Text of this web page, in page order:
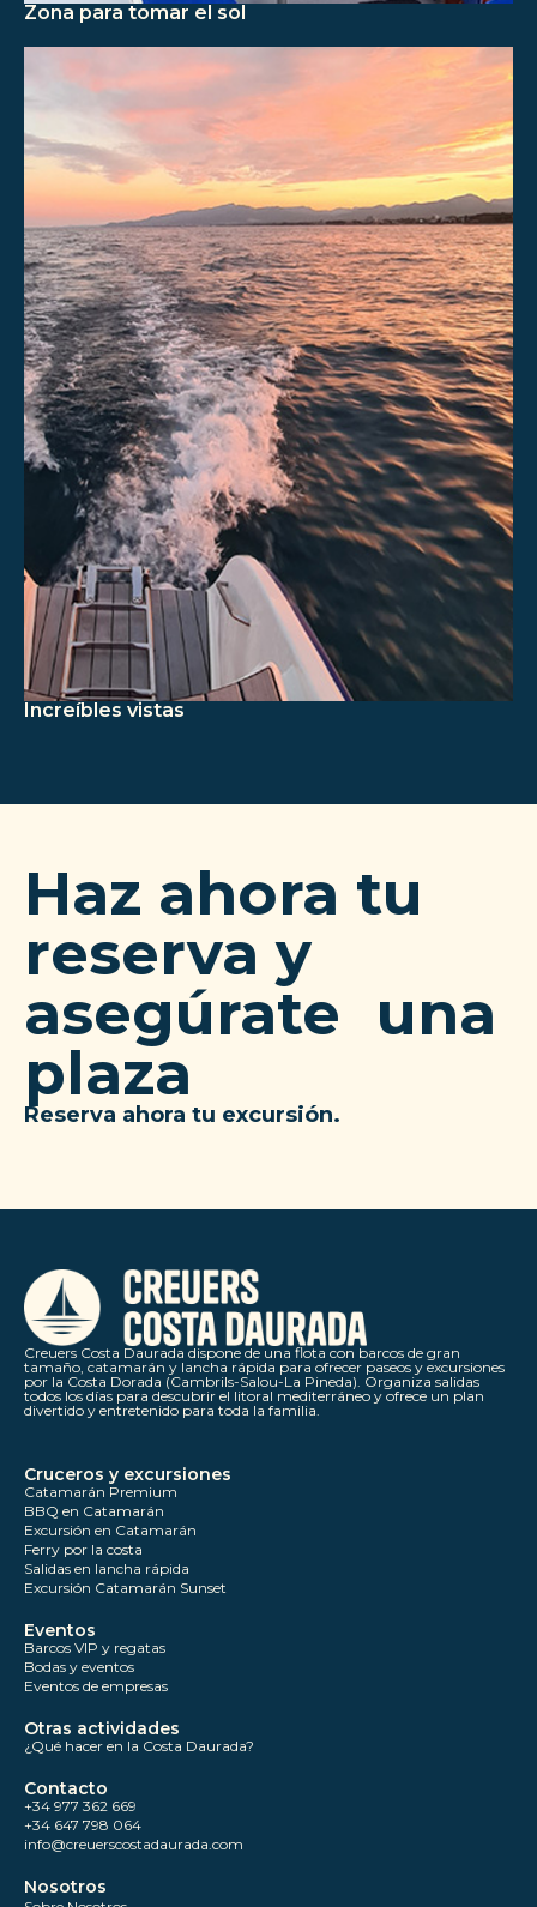
Zona para tomar el sol
Increíbles vistas
Haz ahora tu
reserva y
asegúrate una
plaza
Reserva ahora tu excursión.
Creuers Costa Daurada dispone de una flota con barcos de gran
tamaño, catamarán y lancha rápida para ofrecer paseos y excursiones
por la Costa Dorada (Cambrils-Salou-La Pineda). Organiza salidas
todos los días para descubrir el litoral mediterráneo y ofrece un plan
divertido y entretenido para toda la familia.
Cruceros y excursiones
Catamarán Premium
BBQ en Catamarán
Excursión en Catamarán
Ferry por la costa
Salidas en lancha rápida
Excursión Catamarán Sunset
Eventos
Barcos VIP y regatas
Bodas y eventos
Eventos de empresas
Otras actividades
¿Qué hacer en la Costa Daurada?
Contacto
+34 977 362 669
+34 647 798 064
info@creuerscostadaurada.com
Nosotros